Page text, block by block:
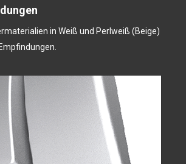
in Weiß und Perlweiß (Beige)